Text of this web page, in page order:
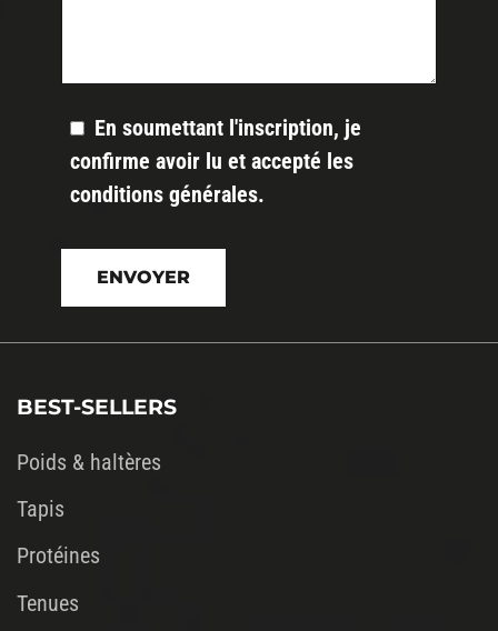
En soumettant l'inscription, je
confirme avoir lu et accepté les
conditions générales.
Veuillez
laisser
ce
champ
BEST-SELLERS
Poids & haltères
Tapis
Protéines
Tenues